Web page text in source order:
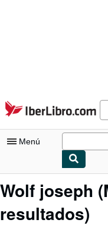
Pasar al contenido principal
IberLibro.com
Menú
Mi cuenta
Consultar mis pedidos
Wolf joseph
resultados)